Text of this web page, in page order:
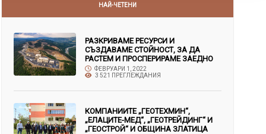
НАЙ-ЧЕТЕНИ
РАЗКРИВАМЕ РЕСУРСИ И
СЪЗДАВАМЕ СТОЙНОСТ, ЗА ДА
РАСТЕМ И ПРОСПЕРИРАМЕ ЗАЕДНО
ФЕВРУАРИ 1, 2022
3 521 ПРЕГЛЕЖДАНИЯ
КОМПАНИИТЕ „ГЕОТЕХМИН“,
„ЕЛАЦИТЕ-МЕД“, „ГЕОТРЕЙДИНГ“ И
„ГЕОСТРОЙ“ И ОБЩИНА ЗЛАТИЦА